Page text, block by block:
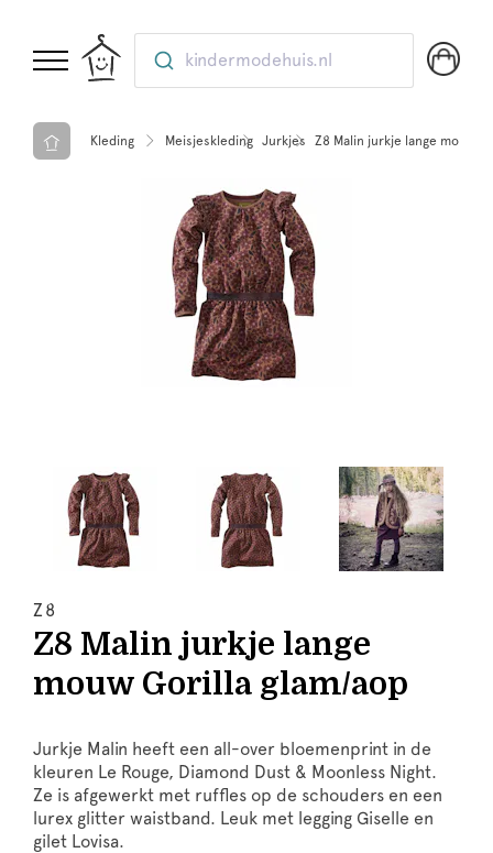
kindermodehuis.nl
Kleding Meisjeskleding Jurkjes Z8 Malin jurkje lange mouw
Z8
Z8 Malin jurkje lange
mouw Gorilla glam/aop
Jurkje Malin heeft een all-over bloemenprint in de
kleuren Le Rouge, Diamond Dust & Moonless Night.
Ze is afgewerkt met ruffles op de schouders en een
lurex glitter waistband. Leuk met legging Giselle en
gilet Lovisa.